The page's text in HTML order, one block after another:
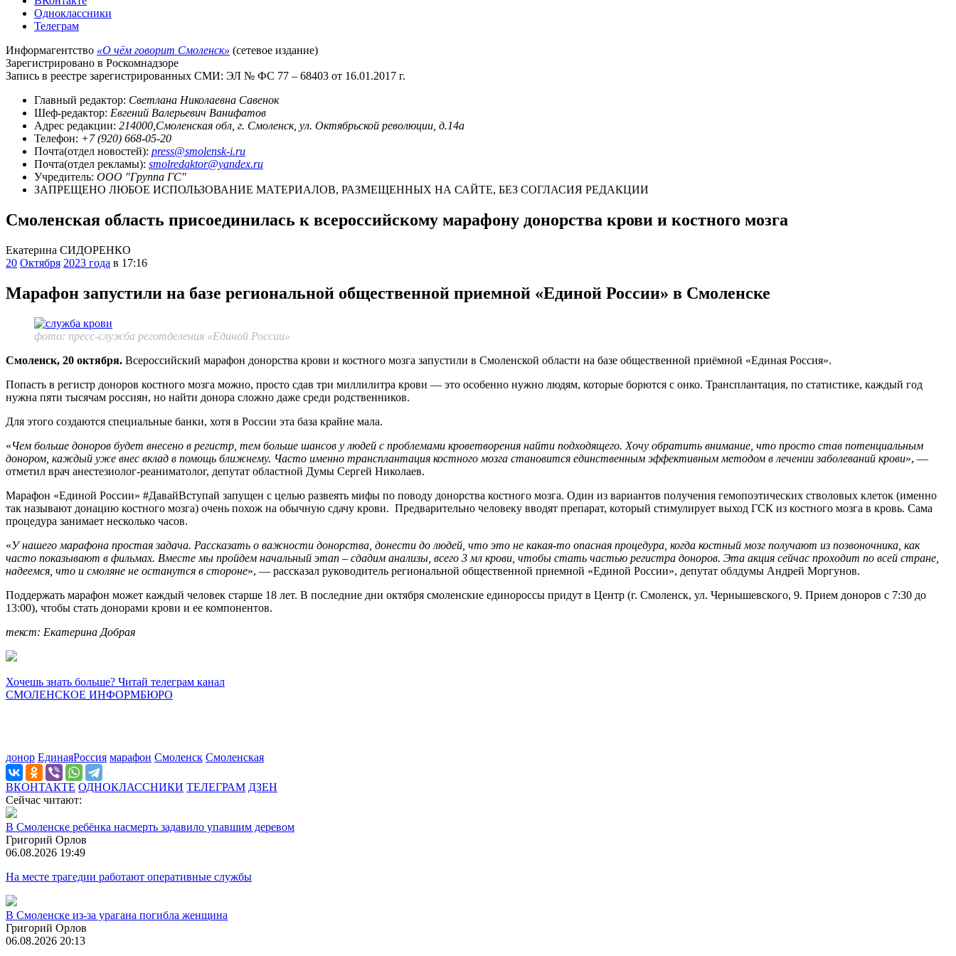
Одноклассники
Телеграм
Информагентство «О чём говорит Смоленск» (сетевое издание)
Зарегистрировано в Роскомнадзоре
Запись в реестре зарегистрированных СМИ: ЭЛ № ФС 77 – 68403 от 16.01.2017 г.
Главный редактор: Светлана Николаевна Савенок
Шеф-редактор: Евгений Валерьевич Ванифатов
Адрес редакции: 214000,Смоленская обл, г. Смоленск, ул. Октябрьской революции, д.14а
Телефон: +7 (920) 668-05-20
Почта(отдел новостей): press@smolensk-i.ru
Почта(отдел рекламы): smolredaktor@yandex.ru
Учредитель: ООО "Группа ГС"
ЗАПРЕЩЕНО ЛЮБОЕ ИСПОЛЬЗОВАНИЕ МАТЕРИАЛОВ, РАЗМЕЩЕННЫХ НА САЙТЕ, БЕЗ СОГЛАСИЯ РЕДАКЦИИ
Смоленская область присоединилась к всероссийскому марафону донорства крови и костного мозга
Екатерина СИДОРЕНКО
20 Октября 2023 года в 17:16
Марафон запустили на базе региональной общественной приемной «Единой России» в Смоленске
фото: пресс-служба реготделения «Единой России»
Смоленск, 20 октября. Всероссийский марафон донорства крови и костного мозга запустили в Смоленской области на базе общественной приёмной «Единая Россия».
Попасть в регистр доноров костного мозга можно, просто сдав три миллилитра крови — это особенно нужно людям, которые борются с онко. Трансплантация, по статистике, каждый год
нужна пяти тысячам россиян, но найти донора сложно даже среди родственников.
Для этого создаются специальные банки, хотя в России эта база крайне мала.
«Чем больше доноров будет внесено в регистр, тем больше шансов у людей с проблемами кроветворения найти подходящего. Хочу обратить внимание, что просто став потенциальным
донором, каждый уже внес вклад в помощь ближнему. Часто именно трансплантация костного мозга становится единственным эффективным методом в лечении заболеваний крови», —
отметил врач анестезиолог-реаниматолог, депутат областной Думы Сергей Николаев.
Марафон «Единой России» #ДавайВступай запущен с целью развеять мифы по поводу донорства костного мозга. Один из вариантов получения гемопоэтических стволовых клеток (именно
так называют донацию костного мозга) очень похож на обычную сдачу крови. Предварительно человеку вводят препарат, который стимулирует выход ГСК из костного мозга в кровь. Сама
процедура занимает несколько часов.
«У нашего марафона простая задача. Рассказать о важности донорства, донести до людей, что это не какая-то опасная процедура, когда костный мозг получают из позвоночника, как
часто показывают в фильмах. Вместе мы пройдем начальный этап – сдадим анализы, всего 3 мл крови, чтобы стать частью регистра доноров. Эта акция сейчас проходит по всей стране,
надеемся, что и смоляне не останутся в стороне», — рассказал руководитель региональной общественной приемной «Единой России», депутат облдумы Андрей Моргунов.
Поддержать марафон может каждый человек старше 18 лет. В последние дни октября смоленские единороссы придут в Центр (г. Смоленск, ул. Чернышевского, 9. Прием доноров с 7:30 до
13:00), чтобы стать донорами крови и ее компонентов.
текст: Екатерина Добрая
Хочешь знать больше? Читай телеграм канал
СМОЛЕНСКОЕ ИНФОРМБЮРО
донор ЕдинаяРоссия марафон Смоленск Смоленская
ВКОНТАКТЕ ОДНОКЛАССНИКИ ТЕЛЕГРАМ ДЗЕН
Сейчас читают:
В Смоленске ребёнка насмерть задавило упавшим деревом
Григорий Орлов
06.08.2026 19:49
На месте трагедии работают оперативные службы
В Смоленске из-за урагана погибла женщина
Григорий Орлов
06.08.2026 20:13